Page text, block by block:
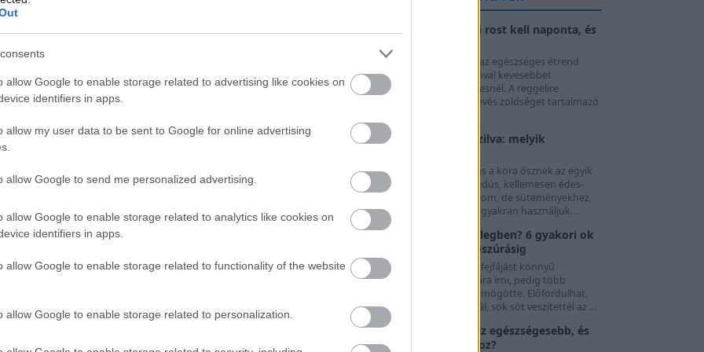
allow Google to enable storage related to advertising like cookies on
identifiers in apps.
allow my user data to be sent to Google for online advertising
allow Google to send me personalized advertising.
allow Google to enable storage related to analytics like cookies on
identifiers in apps.
allow Google to enable storage related to functionality of the website
allow Google to enable storage related to personalization.
végét. Ha te is találsz valamit, amit valóban
egy kis szabadságot jelent majd.
mini projektet
hónapok óta tologatunk. Szeretnénk
összeállítani egy nyári olvasmánylistát,
néhány nyugodt óra. Ez éppen elegendő ahhoz,
átválogathatod a fényképeket a telefonodon,
tanfolyamot, vagy megtanulhatsz néhány új
amit elkezdtél.
is elérhetsz. Miközben a párod
te elmondhatod, hogy végre elkészültél
Napi rostbevitel: mennyi rost kell naponta, és
A megfelelő napi rostbevitel az egészséges étrend
egyik alapja, mégis könnyű jóval kevesebbet
fogyasztani belőle a szükségesnél. A reggelire
választott péksütemény, a kevés zöldséget tartalmazó
Friss szilva vagy aszalt szilva: melyik
A friss szilva a nyár végének és a kora ősznek az egyik
legkedveltebb gyümölcse. Lédús, kellemesen édes-
savanykás, önmagában is finom, de süteményekhez,
levesekhez és lekvárokhoz is gyakran használjuk...
Miért fájhat a fejed a melegben? 6 gyakori ok
a folyadékhiánytól a napszúrásig
A nyári melegben jelentkező fejfájást könnyű
egyszerűen a hőség számlájára írni, pedig több
különböző folyamat is állhat mögötte. Előfordulhat,
hogy túl kevés folyadékot ittál, sok sót veszítettél az ...
Egres vs. ribizli: melyik az egészségesebb, és
melyik jobb fogyókúrához?